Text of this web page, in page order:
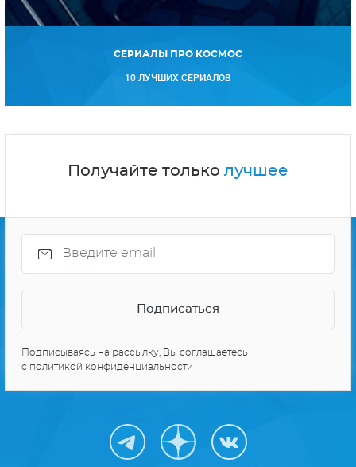
СЕРИАЛЫ ПРО КОСМОС
10 ЛУЧШИХ СЕРИАЛОВ
Получайте только лучшее
Подписываясь на рассылку, Вы соглашаетесь
с политикой конфиденциальности